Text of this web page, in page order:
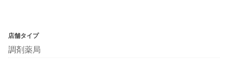
店舗タイプ
調剤薬局